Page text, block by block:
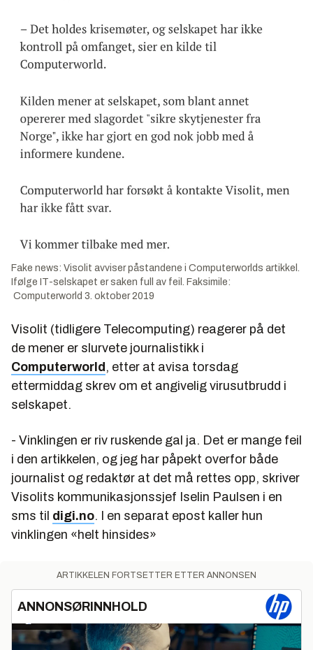
Fake news: Visolit avviser påstandene i Computerworlds artikkel.
Ifølge IT-selskapet er saken full av feil. Faksimile:
Computerworld 3. oktober 2019
Visolit (tidligere Telecomputing) reagerer på det
de mener er slurvete journalistikk i
Computerworld , etter at avisa torsdag
ettermiddag skrev om et angivelig virusutbrudd i
selskapet.
- Vinklingen er riv ruskende gal ja. Det er mange feil
i den artikkelen, og jeg har påpekt overfor både
journalist og redaktør at det må rettes opp, skriver
Visolits kommunikasjonssjef Iselin Paulsen i en
sms til digi.no. I en separat epost kaller hun
vinklingen «helt hinsides»
ARTIKKELEN FORTSETTER ETTER ANNONSEN
ANNONSØRINNHOLD